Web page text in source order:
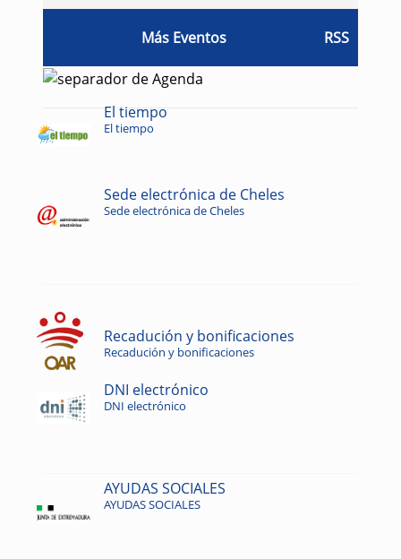
Más Eventos RSS
El tiempo
El tiempo
Sede electrónica de Cheles
Sede electrónica de Cheles
Recadución y bonificaciones
Recadución y bonificaciones
DNI electrónico
DNI electrónico
AYUDAS SOCIALES
AYUDAS SOCIALES